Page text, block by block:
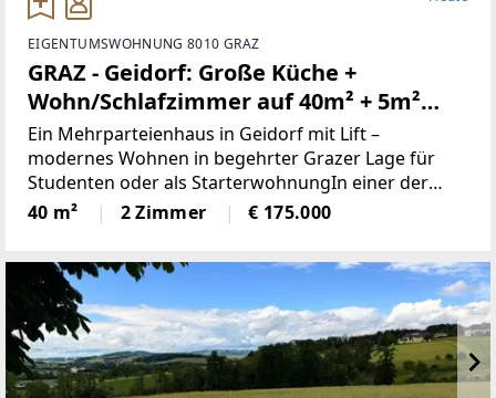
EIGENTUMSWOHNUNG 8010 GRAZ
GRAZ - Geidorf: Große Küche +
Wohn/Schlafzimmer auf 40m² + 5m²
Balkon, für Studenten oder Anleger
Ein Mehrparteienhaus in Geidorf mit Lift –
modernes Wohnen in begehrter Grazer Lage für
Studenten oder als StarterwohnungIn einer der
sehr guten Wohngegend von Graz präsentiert sich
dieses Mehrparteienhaus, das 80er Jahre-
40 m² 2 Zimmer € 175.000